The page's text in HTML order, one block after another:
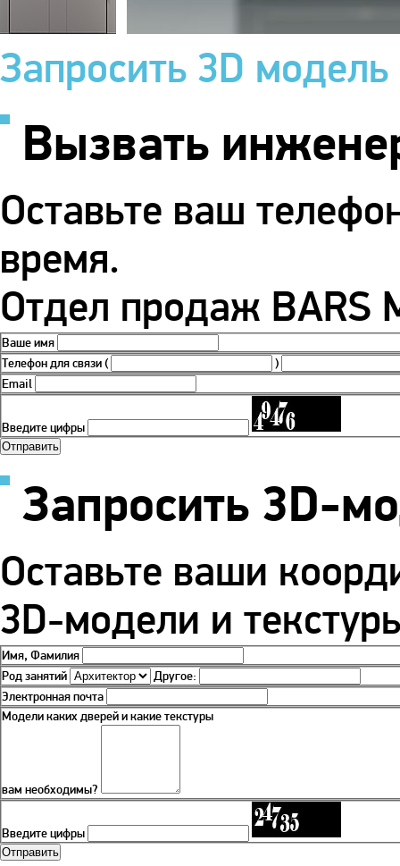
Запросить 3D модель
Вызвать
Оставьте ваш
время.
Отдел продаж BARS
Ваше имя
Телефон для связи(
)
Email
Введите цифры
Запросить 3D-
Оставьте ваши
3D-модели и
Имя, Фамилия
Род занятий
Другое:
Электронная почта
Модели каких дверей и какие текстуры
вам необходимы?
Введите цифры